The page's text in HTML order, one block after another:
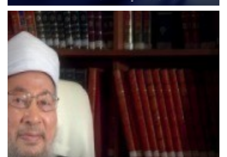
الثلاثاء 4 أغسطس 2026 12:50 م